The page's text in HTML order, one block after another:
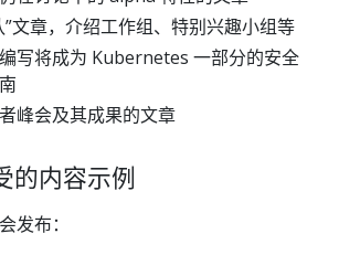
”文章，介绍工作组、特别兴趣小组等
写将成为 Kubernetes 一部分的安全
峰会及其成果的文章
的内容示例
发布：